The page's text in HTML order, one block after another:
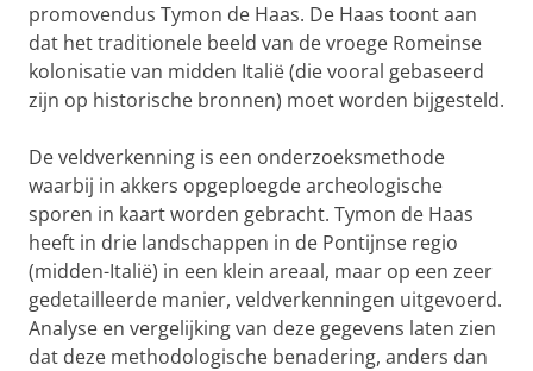
promovendus Tymon de Haas. De Haas toont aan
dat het traditionele beeld van de vroege Romeinse
kolonisatie van midden Italië (die vooral gebaseerd
zijn op historische bronnen) moet worden bijgesteld.
De veldverkenning is een onderzoeksmethode
waarbij in akkers opgeploegde archeologische
sporen in kaart worden gebracht. Tymon de Haas
heeft in drie landschappen in de Pontijnse regio
(midden-Italië) in een klein areaal, maar op een zeer
gedetailleerde manier, veldverkenningen uitgevoerd.
Analyse en vergelijking van deze gegevens laten zien
dat deze methodologische benadering, anders dan